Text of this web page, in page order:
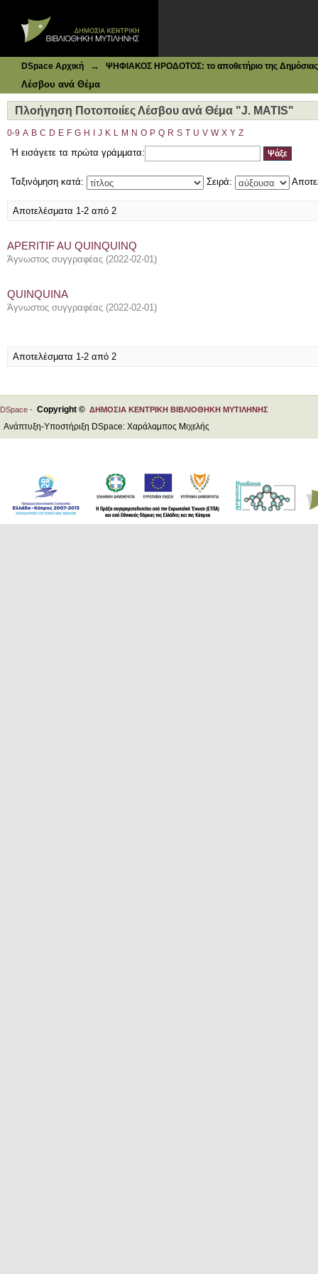
DSpace Αρχική → ΨΗΦΙΑΚΟΣ ΗΡΟΔΟΤΟΣ: το αποθετήριο της Δημόσιας
Λέσβου ανά Θέμα
Πλοήγηση Ποτοποιίες Λέσβου ανά Θέμα "J. MATIS"
0-9 A B C D E F G H J K L M N O P Q R S T U V W X Y Z
Ή εισάγετε τα πρώτα γράμματα:
Ταξινόμηση κατά: Σειρά:
Αποτελέσματα 1-2 από 2
APERITIF AU QUINQUINQ
Άγνωστος συγγραφέας (2022-02-01)
QUINQUINA
Άγνωστος συγγραφέας (2022-02-01)
Αποτελέσματα 1-2 από 2
DSpace - Copyright © ΔΗΜΟΣΙΑ ΚΕΝΤΡΙΚΗ ΒΙΒΛΙΟΘΗΚΗ ΜΥΤΙΛΗΝΗΣ
Ανάπτυξη-Υποστήριξη DSpace: Χαράλαμπος Μιχελής